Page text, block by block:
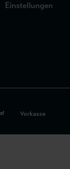
Einstellungen